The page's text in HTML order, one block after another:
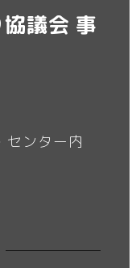
議会 事
センター内